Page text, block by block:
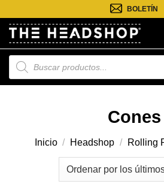
contenido
BOLETÍN
Búsqueda
de
productos
Cones
Inicio / Headshop / Rolling